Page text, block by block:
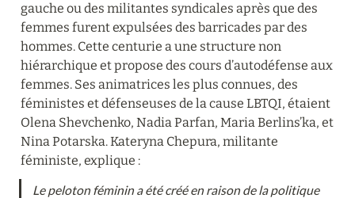
gauche ou des militantes syndicales après que des
femmes furent expulsées des barricades par des
hommes. Cette centurie a une structure non
hiérarchique et propose des cours d’autodéfense aux
femmes. Ses animatrices les plus connues, des
féministes et défenseuses de la cause LBTQI, étaient
Olena Shevchenko, Nadia Parfan, Maria Berlins’ka, et
Nina Potarska. Kateryna Chepura, militante
féministe, explique :
Le peloton féminin a été créé en raison de la politique